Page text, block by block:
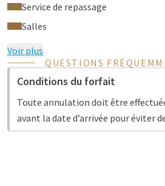
Service de repassage
Salles
Voir plus
QUESTIONS
Conditions du forfait
Toute annulation doit être
avant la date d’arrivée pour éviter